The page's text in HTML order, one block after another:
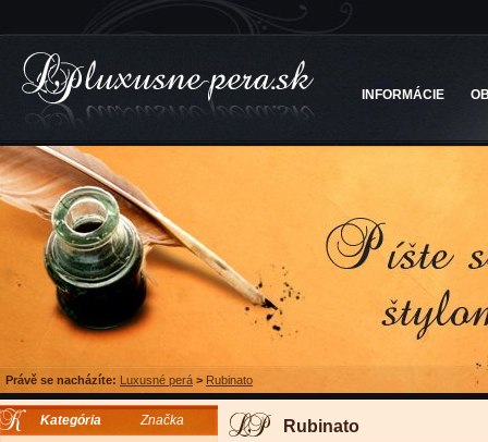
INFORMÁCIE
Právě se nacházíte: Luxusné perá > Rubinato
Kategória Značka Rubinato